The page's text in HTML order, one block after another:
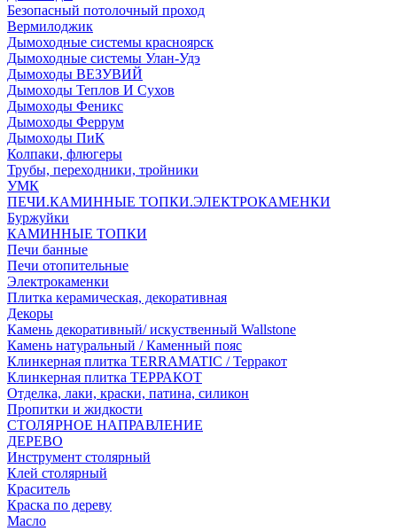
Безопасный потолочный проход
Вермилоджик
Дымоходные системы красноярск
Дымоходные системы Улан-Удэ
Дымоходы ВЕЗУВИЙ
Дымоходы Теплов И Сухов
Дымоходы Феникс
Дымоходы Феррум
Дымоходы ПиК
Колпаки, флюгеры
Трубы, переходники, тройники
УМК
ПЕЧИ.КАМИННЫЕ ТОПКИ.ЭЛЕКТРОКАМЕНКИ
Буржуйки
КАМИННЫЕ ТОПКИ
Печи банные
Печи отопительные
Электрокаменки
Плитка керамическая, декоративная
Декоры
Камень декоративный/ искуственный Wallstone
Камень натуральный / Каменный пояс
Клинкерная плитка TERRAMATIC / Терракот
Клинкерная плитка ТЕРРАКОТ
Отделка, лаки, краски, патина, силикон
Пропитки и жидкости
СТОЛЯРНОЕ НАПРАВЛЕНИЕ
ДЕРЕВО
Инструмент столярный
Клей столярный
Краситель
Краска по дереву
Масло